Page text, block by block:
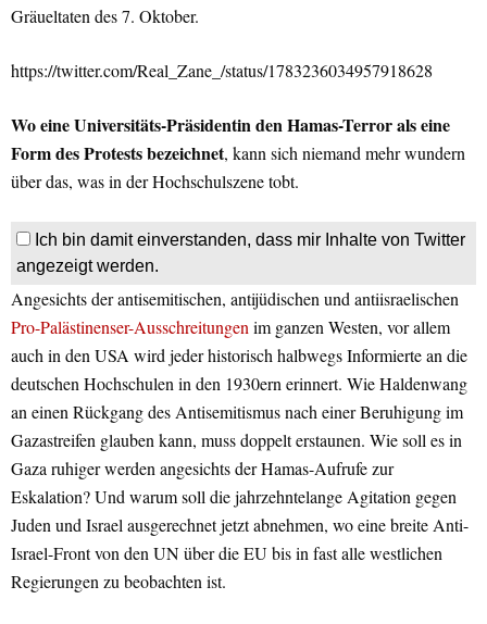
Gräueltaten des 7. Oktober.
https://twitter.com/Real_Zane_/status/1783236034957918628
Wo eine Universitäts-Präsidentin den Hamas-Terror als eine
Form des Protests bezeichnet, kann sich niemand mehr wundern
über das, was in der Hochschulszene tobt.
Ich bin damit einverstanden, dass mir Inhalte von Twitter
angezeigt werden.
Angesichts der antisemitischen, antijüdischen und antiisraelischen
Pro-Palästinenser-Ausschreitungenim ganzen Westen, vor allem
auch in den USA wird jeder historisch halbwegs Informierte an die
deutschen Hochschulen in den 1930ern erinnert. Wie Haldenwang
an einen Rückgang des Antisemitismus nach einer Beruhigung im
Gazastreifen glauben kann, muss doppelt erstaunen. Wie soll es in
Gaza ruhiger werden angesichts der Hamas-Aufrufe zur
Eskalation? Und warum soll die jahrzehntelange Agitation gegen
Juden und Israel ausgerechnet jetzt abnehmen, wo eine breite Anti-
Israel-Front von den UN über die EU bis in fast alle westlichen
Regierungen zu beobachten ist.